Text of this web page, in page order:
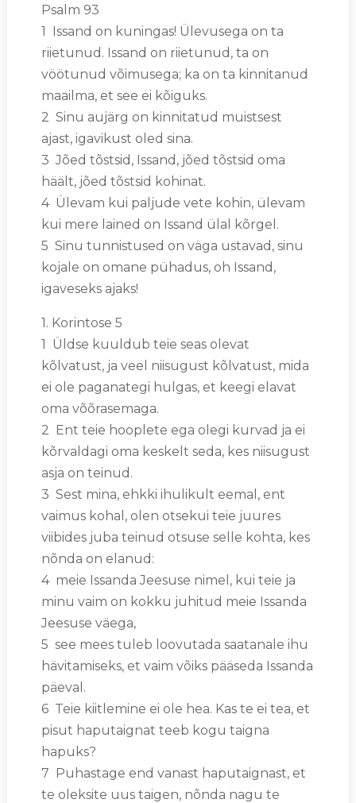
Psalm 93
1 Issand on kuningas! Ülevusega on ta
riietunud. Issand on riietunud, ta on
vöötunud võimusega; ka on ta kinnitanud
maailma, et see ei kõiguks.
2 Sinu aujärg on kinnitatud muistsest
ajast, igavikust oled sina.
3 Jõed tõstsid, Issand, jõed tõstsid oma
häält, jõed tõstsid kohinat.
4 Ülevam kui paljude vete kohin, ülevam
kui mere lained on Issand ülal kõrgel.
5 Sinu tunnistused on väga ustavad, sinu
kojale on omane pühadus, oh Issand,
igaveseks ajaks!
1. Korintose 5
1 Üldse kuuldub teie seas olevat
kõlvatust, ja veel niisugust kõlvatust, mida
ei ole paganategi hulgas, et keegi elavat
oma võõrasemaga.
2 Ent teie hooplete ega olegi kurvad ja ei
kõrvaldagi oma keskelt seda, kes niisugust
asja on teinud.
3 Sest mina, ehkki ihulikult eemal, ent
vaimus kohal, olen otsekui teie juures
viibides juba teinud otsuse selle kohta, kes
nõnda on elanud:
4 meie Issanda Jeesuse nimel, kui teie ja
minu vaim on kokku juhitud meie Issanda
Jeesuse väega,
5 see mees tuleb loovutada saatanale ihu
hävitamiseks, et vaim võiks pääseda Issanda
päeval.
6 Teie kiitlemine ei ole hea. Kas te ei tea, et
pisut haputaignat teeb kogu taigna
hapuks?
7 Puhastage end vanast haputaignast, et
te oleksite uus taigen, nõnda nagu te